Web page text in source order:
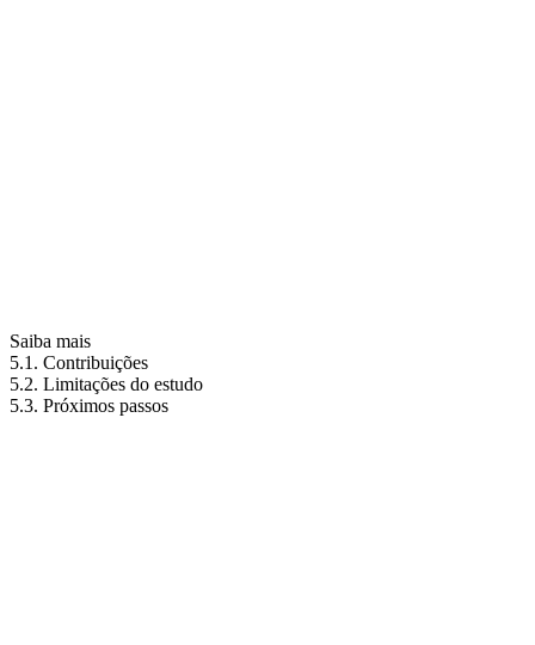
Saiba mais
5.1. Contribuições
5.2. Limitações do estudo
5.3. Próximos passos